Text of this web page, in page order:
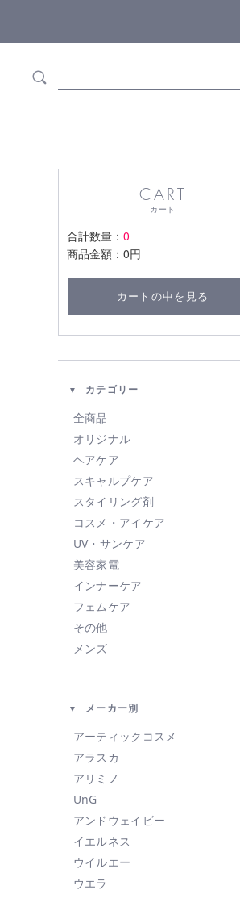
CART
カート
合計数量： 0
商品金額： 0円
カートの中を見る
カテゴリー
全商品
オリジナル
ヘアケア
スキャルプケア
スタイリング剤
コスメ・アイケア
UV・サンケア
美容家電
インナーケア
フェムケア
その他
メンズ
メーカー別
アーティックコスメ
アラスカ
アリミノ
UnG
アンドウェイビー
イエルネス
ウイルエー
ウエラ